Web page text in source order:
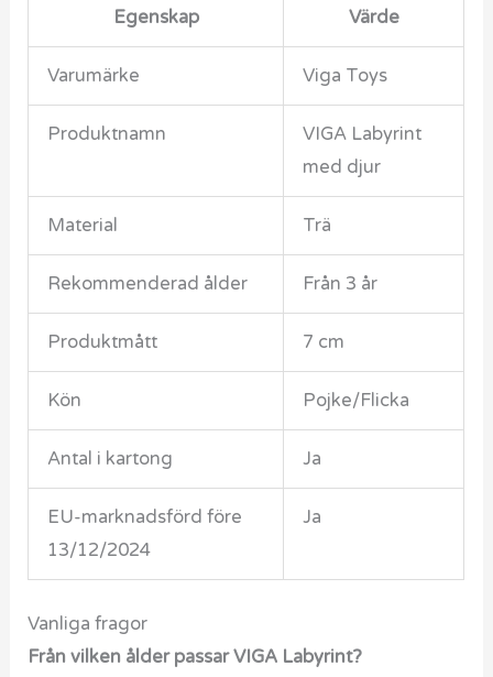
Egenskap Värde
Varumärke Viga Toys
Produktnamn
VIGA Labyrint
med djur
Material Trä
Rekommenderad ålder Från 3 år
Produktmått 7 cm
Kön Pojke/Flicka
Antal i kartong Ja
EU-marknadsförd före
13/12/2024
Ja
Vanliga fragor
Från vilken ålder passar VIGA Labyrint?